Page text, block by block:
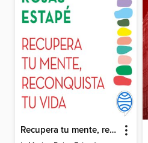
Recupera tu mente, reconquista tu vida